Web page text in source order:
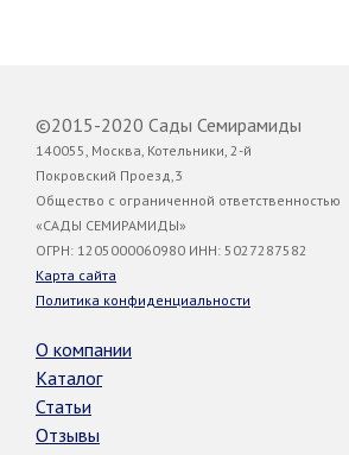
©2015-2020 Сады Семирамиды
140055, Москва, Котельники, 2-й
Покровский Проезд,3
Общество с ограниченной ответственностью
«САДЫ СЕМИРАМИДЫ»
ОГРН: 1205000060980 ИНН: 5027287582
Карта сайта
Политика конфиденциальности
О компании
Каталог
Статьи
Отзывы